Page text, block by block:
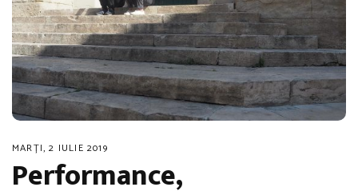
MARȚI, 2 IULIE 2019
Performance,